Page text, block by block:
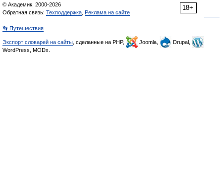
18+
© Академик, 2000-2026
Обратная связь: Техподдержка Реклама на сайте
👣 Путешествия
Экспорт словарей на сайты , сделанные на PHP, Joomla,
Drupal,
WordPress, MODx.